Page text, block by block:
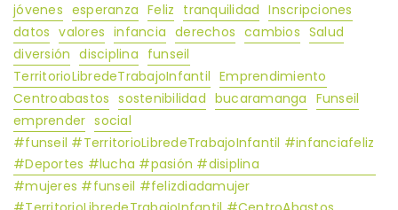
jóvenes esperanza Feliz tranquilidad Inscripciones
datos valores infancia derechos cambios Salud
diversión disciplina funseil
TerritorioLibredeTrabajoInfantil Emprendimiento
Centroabastos sostenibilidad bucaramanga Funseil
emprender social
#funseil #TerritorioLibredeTrabajoInfantil #infanciafeliz
#Deportes #lucha #pasión #disiplina
#mujeres #funseil #felizdiadamujer